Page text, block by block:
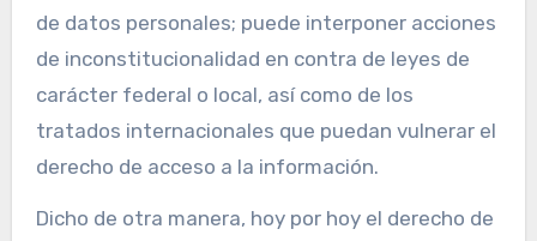
de datos personales; puede interponer acciones
de inconstitucionalidad en contra de leyes de
carácter federal o local, así como de los
tratados internacionales que puedan vulnerar el
derecho de acceso a la información.
Dicho de otra manera, hoy por hoy el derecho de